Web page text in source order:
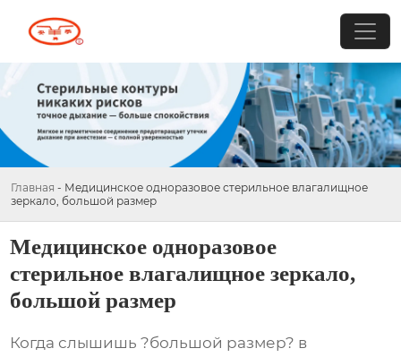
Главная - Медицинское одноразовое стерильное влагалищное
зеркало, большой размер
Медицинское одноразовое
стерильное влагалищное зеркало,
большой размер
Когда слышишь ?большой размер? в